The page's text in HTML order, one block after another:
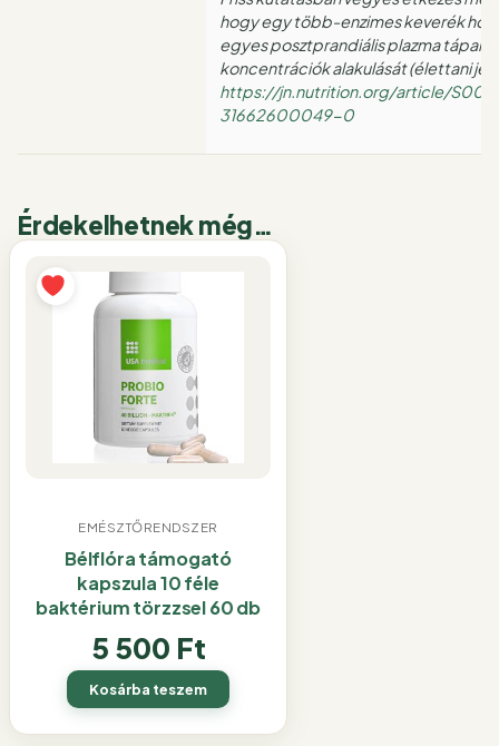
hogy egy több-enzimes keverék
egyes posztprandiális plazma
koncentrációk alakulását (élettani
https://jn.nutrition.org/article/
31662600049-0
Érdekelhetnek még…
EMÉSZTŐRENDSZER
Bélflóra támogató
kapszula 10 féle
baktérium törzzsel 60 db
5 500 Ft
Kosárba teszem